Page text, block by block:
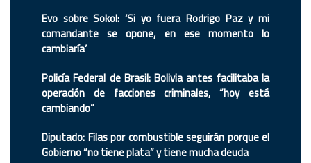
Evo sobre Sokol: ‘Si yo fuera Rodrigo Paz y mi
comandante se opone, en ese momento lo
cambiaría’
Policía Federal de Brasil: Bolivia antes facilitaba la
operación de facciones criminales, “hoy está
cambiando”
Diputado: Filas por combustible seguirán porque el
Gobierno “no tiene plata” y tiene mucha deuda